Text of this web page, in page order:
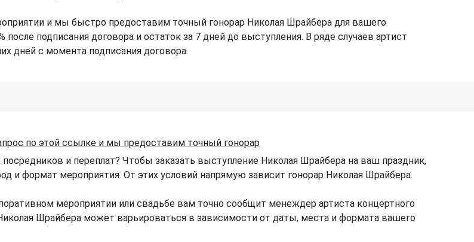
и мы быстро предоставим точный гонорар Николая Шрайбера для вашего
подписания договора и остаток за 7 дней до выступления. В ряде случаев артист
дней с момента подписания договора.
по этой ссылке и мы предоставим точный гонорар
и переплат? Чтобы заказать выступление Николая Шрайбера на ваш праздник,
и формат мероприятия. От этих условий напрямую зависит гонорар Николая Шрайбера.
мероприятии или свадьбе вам точно сообщит менеждер артиста концертного
Шрайбера может варьироваться в зависимости от даты, места и формата вашего